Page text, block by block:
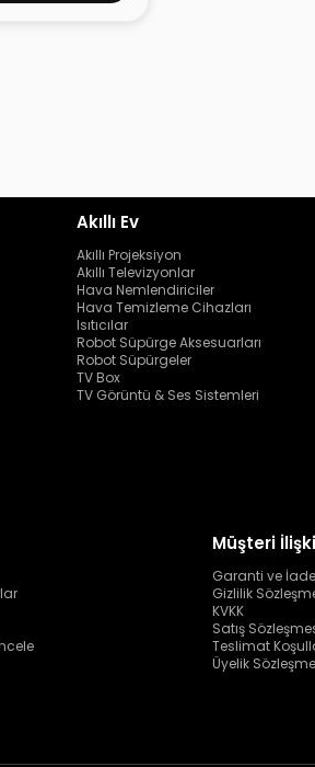
Akıllı Ev
Akıllı Projeksiyon
Akıllı Televizyonlar
Hava Nemlendiriciler
Hava Temizleme Cihazları
Isıtıcılar
Robot Süpürge Aksesuarları
Robot Süpürgeler
TV Box
TV Görüntü & Ses Sistemleri
Müşteri
Garanti ve İade
Gizlilik
KVKK
Satış
Teslimat
Üyelik